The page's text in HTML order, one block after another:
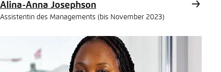
Alina-Anna Josephson
Assistentin des Managements (bis November 2023)